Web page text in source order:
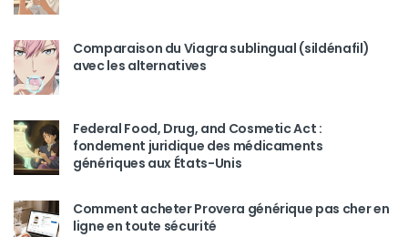
Comparaison du Viagra sublingual (sildénafil)
avec les alternatives
Federal Food, Drug, and Cosmetic Act :
fondement juridique des médicaments
génériques aux États-Unis
Comment acheter Provera générique pas cher en
ligne en toute sécurité